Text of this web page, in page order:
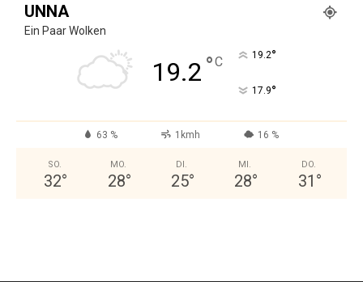
UNNA
Ein Paar Wolken
19.2 °C 19.2°
17.9°
63 % 1kmh 16 %
SO.
32°
MO.
28°
DI.
25°
MI.
28°
DO.
31 °